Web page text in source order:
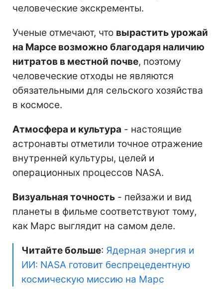
человеческие экскременты.
Ученые отмечают, что вырастить урожай
на Марсе возможно благодаря наличию
нитратов в местной почве, поэтому
человеческие отходы не являются
обязательными для сельского хозяйства
в космосе.
Атмосфера и культура - настоящие
астронавты отметили точное отражение
внутренней культуры, целей и
операционных процессов NASA.
Визуальная точность - пейзажи и вид
планеты в фильме соответствуют тому,
как Марс выглядит на самом деле.
Читайте больше: Ядерная энергия и
ИИ: NASA готовит беспрецедентную
космическую миссию на Марс